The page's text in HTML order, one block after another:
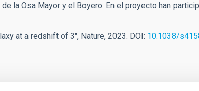
la Osa Mayor y el Boyero. En el proyecto han
at a redshift of 3", Nature, 2023. DOI: 10.1038/